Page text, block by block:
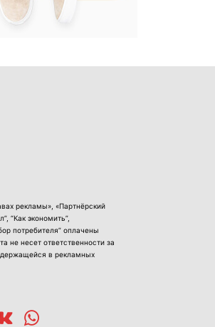
рекламы», «Партнёрский
“Как экономить”,
потребителя” оплачены
не несет ответственности за
в рекламных